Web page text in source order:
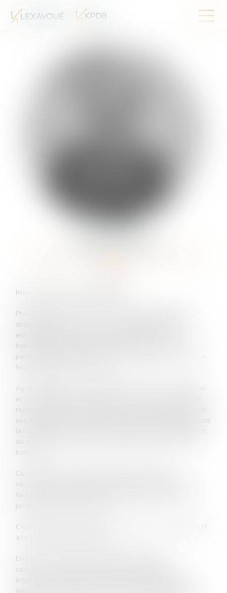
Inscrit au Barreau de BORDEAUX
Philippe ROGER est avocat au barreau de BORDEAUX
depuis 2002, après avoir exercé en qualité de juriste en
entreprise dans le cadre d’une CIFRE (Convention
Industrielle de Formation par le Recherche), ce qui lui a
permis de rédiger sa thèse en droit comparé sur la réforme
hospitalière (France / Québec).
Ayant développé une activité de conseil auprès d’hôpitaux
et cliniques dans ses précédentes fonctions, il a souhaité
rejoindre la profession d’avocat, ce qui lui a permis d’élargir
ses compétences, exerçant désormais essentiellement dans
les domaines du droit de la responsabilité, de la réparation
du préjudice corporel et des assurances ainsi qu’en droit
bancaire.
Conscient que le combat judiciaire ne répond pas
nécessairement au besoin des justiciables, il s’efforce de
favoriser le règlement amiable des litiges auxquels les
justiciables sont confrontés.
C’est pourquoi, il s’est formé à la médiation, mode alternatif
à la résolution des différends.
En effet, la médiation permet aux justiciables de
coconstruire en toute confidentialité avec leurs
interlocuteurs et l’aide d’un tiers neutre, indépendant et
impartial, le médiateur, la solution aux problèmes qu’ils